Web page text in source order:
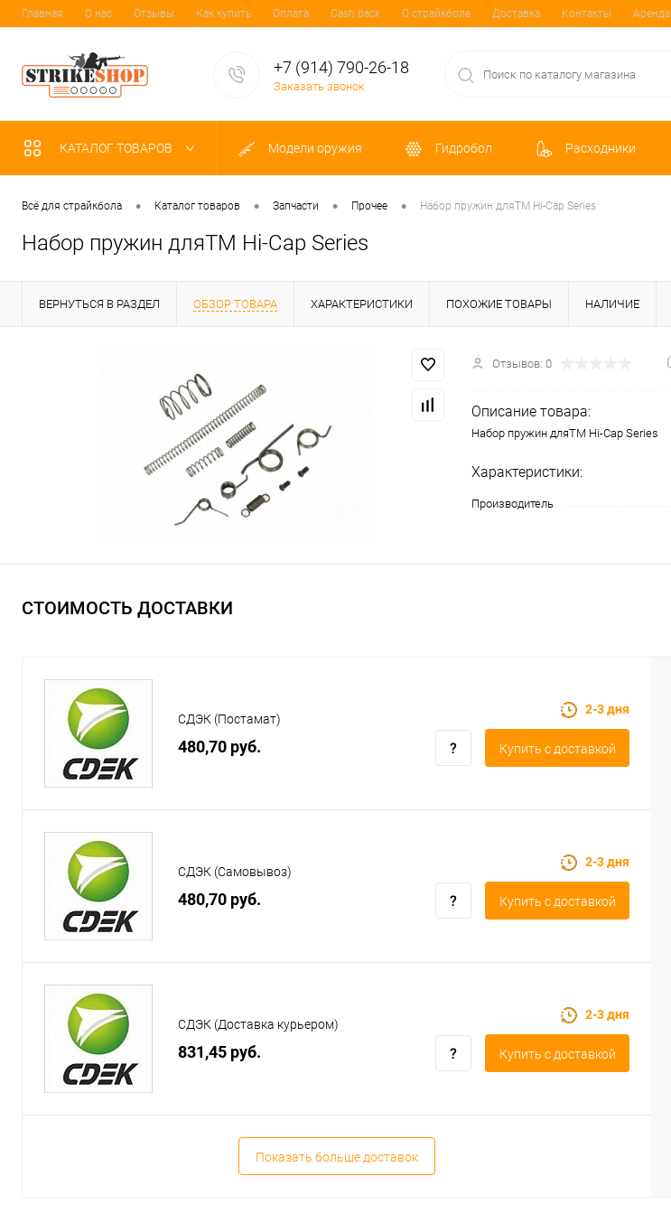
Главная О нас Отзывы Как купить Оплата Cash back О страйкболе Доставка Контакты Аренда
+7 (914) 790-26-18
Заказать звонок
КАТАЛОГ ТОВАРОВ Модели оружия Гидробол Расходники
Всё для страйкбола • Каталог товаров • Запчасти • Прочее • Набор пружин дляTM Hi-Cap Series
Набор пружин дляTM Hi-Cap Series
ВЕРНУТЬСЯ В РАЗДЕЛ ОБЗОР ТОВАРА ХАРАКТЕРИСТИКИ ПОХОЖИЕ ТОВАРЫ НАЛИЧИЕ
Отзывов: 0
Описание товара:
Набор пружин дляTM Hi-Cap Series
Характеристики:
Производитель
СТОИМОСТЬ ДОСТАВКИ
СДЭК (Постамат)
480,70 руб.
2-3 дня
Купить c доставкой
СДЭК (Самовывоз)
480,70 руб.
2-3 дня
Купить c доставкой
СДЭК (Доставка курьером)
831,45 руб.
2-3 дня
Купить c доставкой
Показать больше доставок